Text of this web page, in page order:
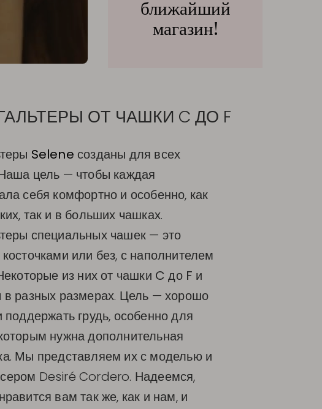
ближайший
магазин!
ОТ ЧАШКИ C ДО F
Selene созданы для всех
цель — чтобы каждая
себя комфортно и особенно, как
так и в больших чашках.
специальных чашек — это
или без, с наполнителем
из них от чашки C до F и
в разных размерах. Цель — хорошо
поддержать грудь, особенно для
нужна дополнительная
Мы представляем их с моделью и
Desiré Cordero. Надеемся,
вам так же, как и нам, и